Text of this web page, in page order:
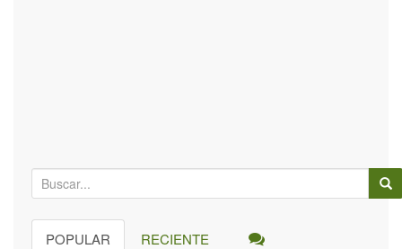
B
ú
s
POPULAR RECIENTE